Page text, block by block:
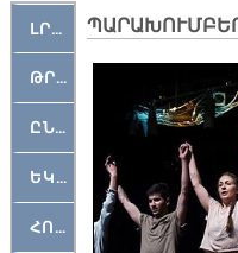
ԼՐԱՀՈՍ
ԹՐՔԱՀԱՅ ԿԵԱՆՔ
ԸՆԿԵՐԱՄՇԱԿՈՒԹԱՅԻՆ
ԵԿԵՂԵՑԱԿԱՆ
ՀՈԳԵՄՏԱՒՈՐ